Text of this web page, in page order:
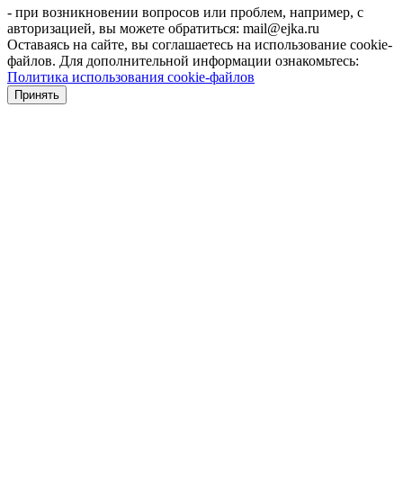
- при возникновении вопросов или проблем, например, с
авторизацией, вы можете обратиться: mail@ejka.ru
Оставаясь на сайте, вы соглашаетесь на использование cookie-
файлов. Для дополнительной информации ознакомьтесь:
Политика использования cookie-файлов
Принять